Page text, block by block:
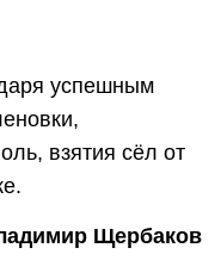
успешным
взятия сёл от
Щербаков